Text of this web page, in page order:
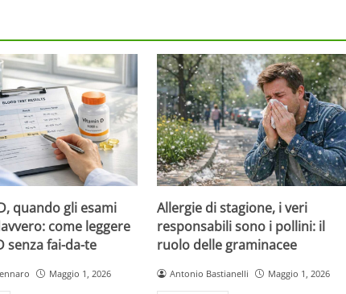
quando gli esami
come leggere
senza fai-da-te
Maggio 1, 2026
Allergie di stagione, i veri
responsabili sono i pollini: il
ruolo delle graminacee
Antonio Bastianelli Maggio 1, 2026